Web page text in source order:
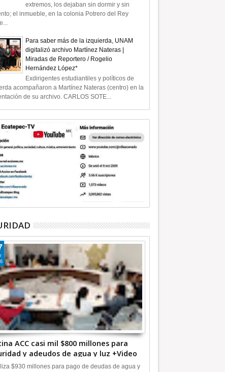
extremos, los dejaban sin dormir y sin
el inmueble, en la colonia Potrero del Rey
Para saber más de la izquierda, UNAM
digitalizó archivo Martínez Nateras |
Miradas de Reportero / Rogelio
Hernández López*
Exdirigentes estudiantiles y políticos de
acompañaron a Martínez Nateras (centro) en la
de su archivo. CARLOS SOTE...
ACC casi mil $800 millones para
y adeudos de agua y luz +Video
$930 millones para pago de deudas de agua y